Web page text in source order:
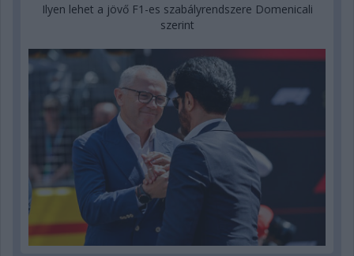
Ilyen lehet a jövő F1-es szabályrendszere Domenicali
szerint